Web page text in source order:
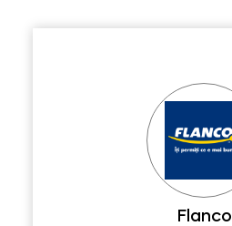
Flanco